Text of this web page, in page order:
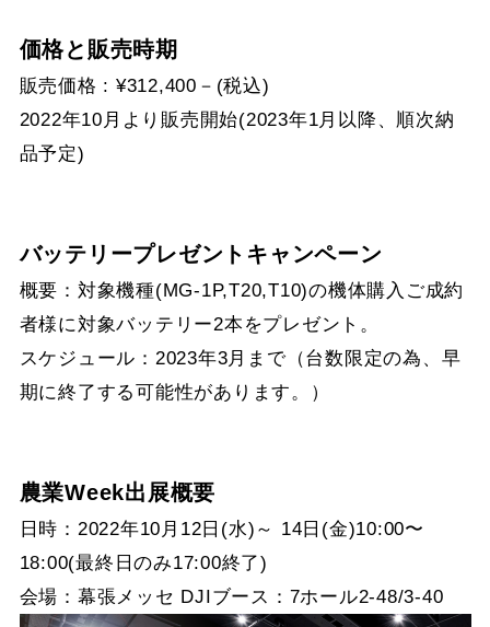
価格と販売時期
販売価格 : ¥312,400－(税込)
2022年10月より販売開始(2023年1月以降、順次納
品予定)
バッテリープレゼントキャンペーン
概要：対象機種(MG-1P,T20,T10)の機体購入ご成約
者様に対象バッテリー2本をプレゼント。
スケジュール：2023年3月まで（台数限定の為、早
期に終了する可能性があります。）
農業Week出展概要
日時：2022年10月12日(水)～ 14日(金)10:00〜
18:00(最終日のみ17:00終了)
会場：幕張メッセ DJIブース：7ホール2-48/3-40